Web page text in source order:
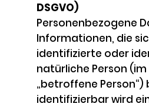
DSGVO)
Personenbezogene
Informationen, die
identifizierte oder
natürliche Person
„betroffene Person“)
identifizierbar wird